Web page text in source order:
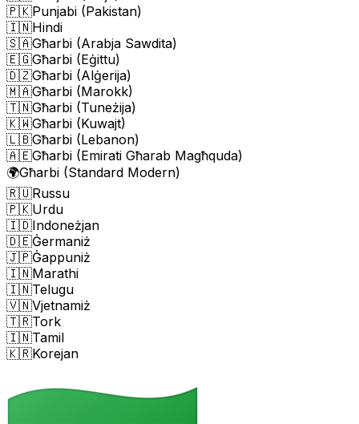
🇵🇰Punjabi (Pakistan)
🇮🇳Hindi
🇸🇦Għarbi (Arabja Sawdita)
🇪🇬Għarbi (Eġittu)
🇩🇿Għarbi (Alġerija)
🇲🇦Għarbi (Marokk)
🇹🇳Għarbi (Tuneżija)
🇰🇼Għarbi (Kuwajt)
🇱🇧Għarbi (Lebanon)
🇦🇪Għarbi (Emirati Għarab Magħquda)
🌍Għarbi (Standard Modern)
🇷🇺Russu
🇵🇰Urdu
🇮🇩Indoneżjan
🇩🇪Ġermaniż
🇯🇵Ġappuniż
🇮🇳Marathi
🇮🇳Telugu
🇻🇳Vjetnamiż
🇹🇷Tork
🇮🇳Tamil
🇰🇷Korejan